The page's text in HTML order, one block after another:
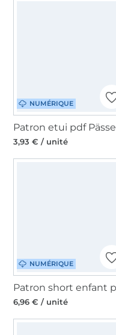
NUMÉRIQUE
3,93 € / unité
NUMÉRIQUE
6,96 € / unité